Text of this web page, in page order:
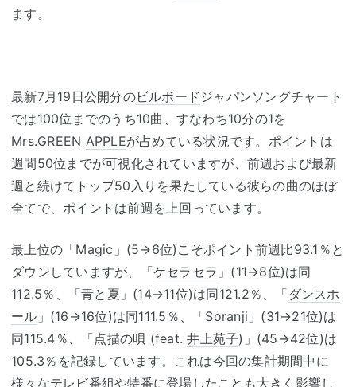
ます。
最新7月19日公開分のビルボード ジャパンソングチャート
では100位までのうち10曲、すなわち10分の1を
Mrs.GREEN APPLEが占めている状況です。ポイントは
週間50位までが可視化されていますが、前週および最新
週と続けてトップ50入りを果たしている彼らの曲のほぼ
全てで、ポイントは前週を上回っています。
最上位の「Magic」(5→6位)こそポイント前週比93.1％と
ダウンしていますが、「ケセラセラ 」(11→8位)は同
112.5％、「青と夏」(14→11位)は同121.2％、「 ダンスホ
ール 」(16→16位)は同111.5％、「Soranji」(31→21位)は
同115.4％、「点描の唄 (feat.井上苑子)」(45→42位)は
105.3％を記録しています。これは今回の集計期間中に
様々なテレビ番組や特番に登場したことも大きく影響し